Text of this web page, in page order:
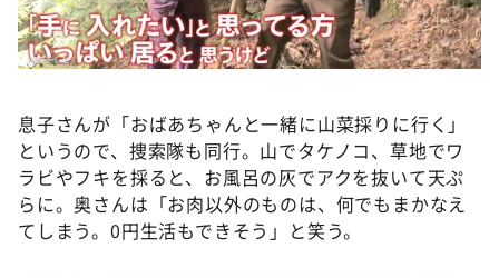
息子さんが「おばあちゃんと一緒に山菜採りに行く」
というので、捜索隊も同行。山でタケノコ、草地でワ
ラビやフキを採ると、お風呂の灰でアクを抜いて天ぷ
らに。奥さんは「お肉以外のものは、何でもまかなえ
てしまう。0円生活もできそう」と笑う。